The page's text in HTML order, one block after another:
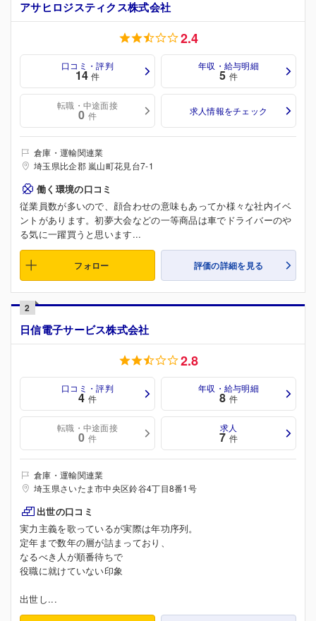
アサヒロジスティクス株式会社
2.4
口コミ・評判
14 件
年収・給与明細
5 件
転職・中途面接
0 件 求人情報をチェック
倉庫・運輸関連業
埼玉県比企郡 嵐山町花見台7-1
働く環境の口コミ
従業員数が多いので、顔合わせの意味もあってか様々な社内イベ
ントがあります。初夢大会などの一等商品は車でドライバーのや
る気に一躍買うと思います...
フォロー 評価の詳細を見る
2
日信電子サービス株式会社
2.8
口コミ・評判
4 件
年収・給与明細
8 件
転職・中途面接
0 件
求人
7 件
倉庫・運輸関連業
埼玉県さいたま市中央区鈴谷4丁目8番1号
出世の口コミ
実力主義を歌っているが実際は年功序列。
定年まで数年の層が詰まっており、
なるべき人が順番待ちで
役職に就けていない印象
出世し...